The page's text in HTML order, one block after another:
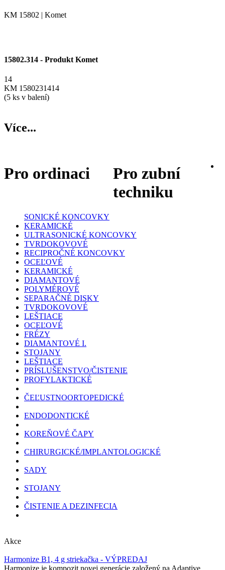
KM 15802 | Komet
15802.314 - Produkt Komet
14
KM 1580231414
(5 ks v balení)
Více...
Pro ordinaci
Pro zubní
techniku
SONICKÉ KONCOVKY
KERAMICKÉ
ULTRASONICKÉ KONCOVKY
TVRDOKOVOVÉ
RECIPROČNÉ KONCOVKY
OCEĽOVÉ
KERAMICKÉ
DIAMANTOVÉ
POLYMÉROVÉ
SEPARAČNÉ DISKY
TVRDOKOVOVÉ
LEŠTIACE
OCEĽOVÉ
FRÉZY
DIAMANTOVÉ I.
STOJANY
LEŠTIACE
PRÍSLUŠENSTVO/ČISTENIE
PROFYLAKTICKÉ
ČEĽUSTNOORTOPEDICKÉ
ENDODONTICKÉ
KOREŇOVÉ ČAPY
CHIRURGICKÉ/IMPLANTOLOGICKÉ
SADY
STOJANY
ČISTENIE A DEZINFECIA
Akce
Harmonize B1, 4 g striekačka - VÝPREDAJ
Harmonize je kompozit novej generácie založený na Adaptive